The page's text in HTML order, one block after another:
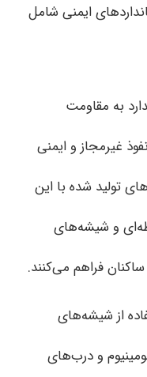
ایمنی شامل
به مقاومت
غیرمجاز و ایمنی
تولید شده با این
و شیشه‌های
فراهم می‌کنند.
از شیشه‌های
و درب‌های